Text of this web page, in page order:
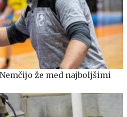
že med najboljšimi